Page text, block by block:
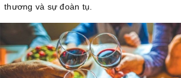
thương và sự đoàn tụ.